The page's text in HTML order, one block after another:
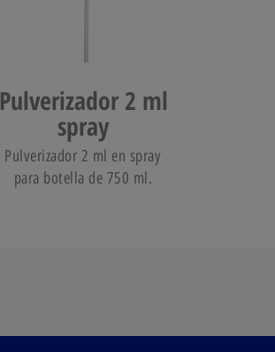
Pulverizador 2 ml
spray
Pulverizador 2 ml en spray
para botella de 750 ml.